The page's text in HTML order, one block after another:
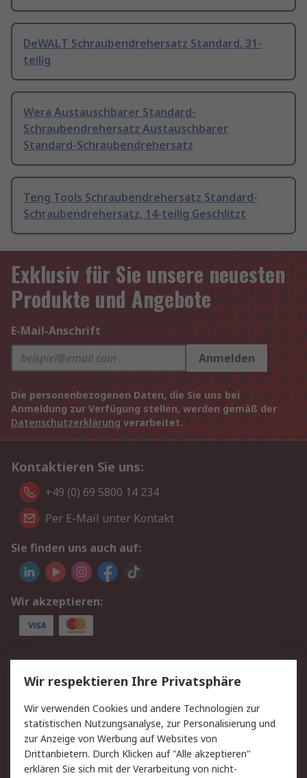
DeWALT Schraubendrehersatz Standard, 31-
teilig
Wera Austauschbarer Standard-
Schraubendrehersatz Austauschbarer
Standard-Schraubendrehersatz
Teng Tools Schraubendrehersatz Standard-
Schraubendrehersatz, 14-teilig Geschlitzt
Exklusiv für Sie unsere neuesten
Produkte und Angebote
E-Mail-Anschrift
Anmelden
Die personenbezogenen Daten, die Sie uns bei
Anmeldung zur Verfügung stellen, werden gemäß der
Datenschutzerklärung verarbeitet.
Kontaktieren Sie uns:
+49 (0) 69 5800 14 234
Per E-Mail unter Kontakt
Sie finden uns auch auf:
Wir akzeptieren:
Service
Value Added Services
Lieferlösungen
Rücksendungen
Kontakt
Hilfe
Privatkunden
Rechtliches
Wir respektieren Ihre Privatsphäre
Wir verwenden Cookies und andere Technologien zur
statistischen Nutzungsanalyse, zur Personalisierung und
zur Anzeige von Werbung auf Websites von
Drittanbietern. Durch Klicken auf "Alle akzeptieren"
erklären Sie sich mit der Verarbeitung von nicht-